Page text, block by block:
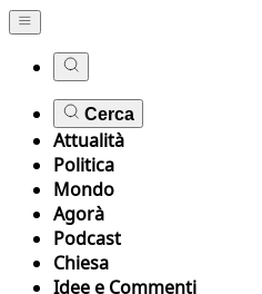
Cerca
Attualità
Politica
Mondo
Agorà
Podcast
Chiesa
Idee e Commenti